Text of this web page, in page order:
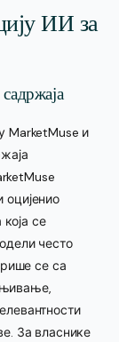
ИИ за
MarketMuse и
оцијенио
се
често
се са
За власнике